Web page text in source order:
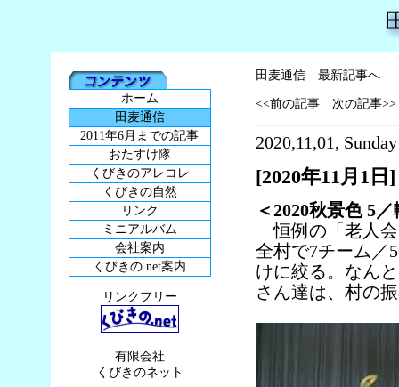
ホーム
田麦通信
2011年6月までの記事
おたすけ隊
くびきのアレコレ
くびきの自然
リンク
ミニアルバム
会社案内
くびきの.net案内
リンクフリー
有限会社
くびきのネット
田麦通信 最新記事へ
<<前の記事 次の記事>>
2020,11,01, Sunday
[2020年11月1日]
＜2020秋景色 5
恒例の「老人会
全村で7チーム／
けに絞る。なん
さん達は、村の